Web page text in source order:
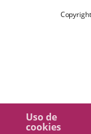
Uso de
cookies